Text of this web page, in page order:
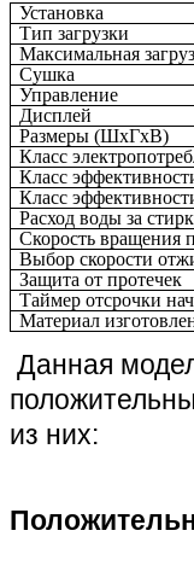
Установка
Тип загрузки
Максимальная
Сушка
Управление
Дисплей
Размеры (ШxГxВ)
Класс
Класс
Класс
Расход воды за
Скорость вращения
Выбор скорости
Защита от протечек
Таймер отсрочки
Материал
Данная
из них: